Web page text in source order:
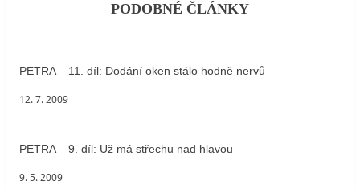
PODOBNÉ ČLÁNKY
PETRA – 11. díl: Dodání oken stálo hodně nervů
12. 7. 2009
PETRA – 9. díl: Už má střechu nad hlavou
9. 5. 2009